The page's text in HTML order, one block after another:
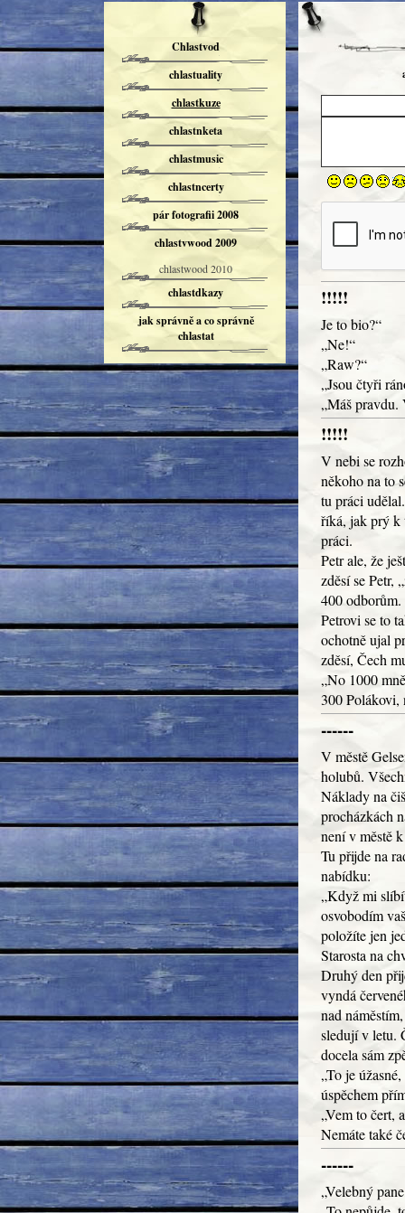
!!!!!
Je to bio?“
„Ne!“
„Raw?“
„Jsou čtyři
„Máš pravdu.
!!!!!
V nebi se
někoho na to
tu práci
říká, jak prý k
práci.
Petr ale, že
zděsí se Petr,
400 odborům.
Petrovi se to
ochotně ujal
zděsí, Čech
„No 1000
300 Polákovi,
------
V městě
holubů.
Náklady na
procházkách
není v městě
Tu přijde na
nabídku:
„Když mi
osvobodím
položíte jen
Starosta na
Druhý den
vyndá
nad
sledují v letu.
docela sám
„To je
úspěchem
„Vem to čert,
Nemáte také
------
„Velebný
Chlastvod
chlastuality
chlastkuze
chlastnketa
chlastmusic
chlastncerty
pár fotografii 2008
chlastvwood 2009
chlastwood 2010
chlastdkazy
jak správně a co správně
chlastat